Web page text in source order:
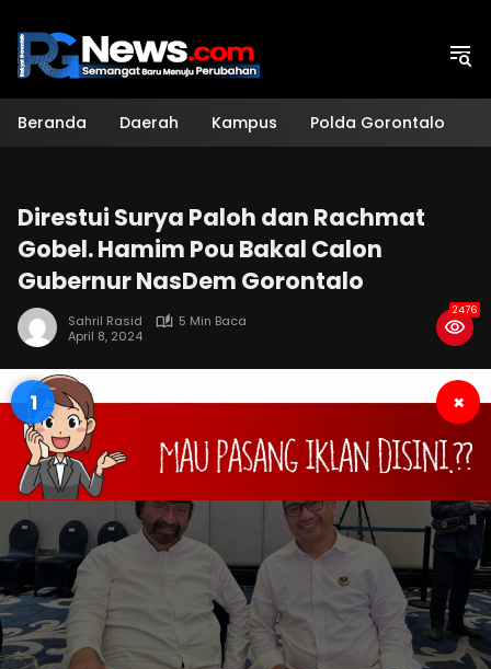
konten
Beranda Daerah Kampus Polda Gorontalo
Direstui Surya Paloh dan Rachmat
Gobel. Hamim Pou Bakal Calon
Gubernur NasDem Gorontalo
Sahril Rasid
5 Min Baca
April 8, 2024
2476
0 ×